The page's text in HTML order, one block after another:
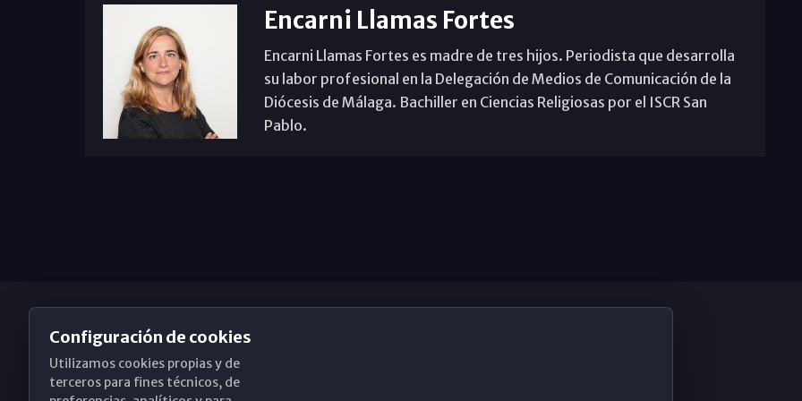
Encarni Llamas Fortes
Encarni Llamas Fortes es madre de tres hijos. Periodista que desarrolla
su labor profesional en la Delegación de Medios de Comunicación de la
Diócesis de Málaga. Bachiller en Ciencias Religiosas por el ISCR San
Pablo.
Obispado de Málaga
Configuración de cookies
Utilizamos cookies propias y de
terceros para fines técnicos, de